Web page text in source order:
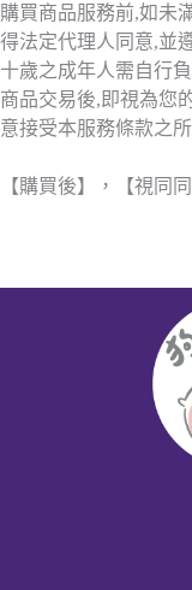
購買商品服務前,如未
得法定代理人同意,並
十歲之成年人需自行
商品交易後,即視為您
意接受本服務條款之
【購買後】，【視同